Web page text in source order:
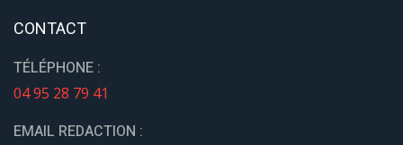
CONTACT
TÉLÉPHONE :
04 95 28 79 41
EMAIL REDACTION :